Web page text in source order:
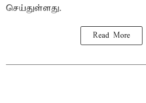
செய்துள்ளது.
Read More